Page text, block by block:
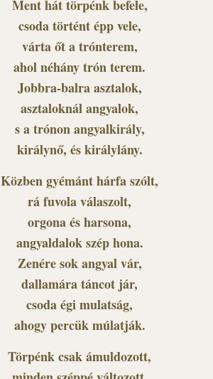
Ment hát törpénk befele,
csoda történt épp vele,
várta őt a trónterem,
ahol néhány trón terem.
Jobbra-balra asztalok,
asztaloknál angyalok,
s a trónon angyalkirály,
királynő, és királylány.
Közben gyémánt hárfa szólt,
rá fuvola válaszolt,
orgona és harsona,
angyaldalok szép hona.
Zenére sok angyal vár,
dallamára táncot jár,
csoda égi mulatság,
ahogy percük múlatják.
Törpénk csak ámuldozott,